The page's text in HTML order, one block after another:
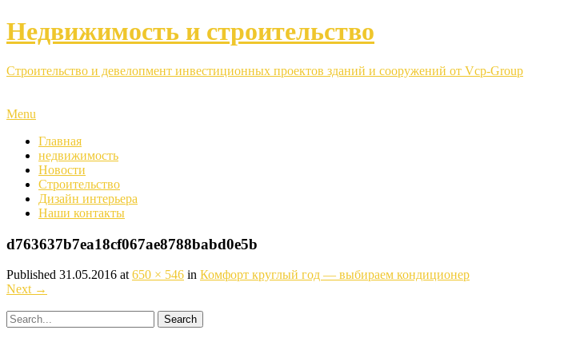
Недвижимость и строительство
Строительство и девелопмент инвестиционных проектов зданий и сооружений от Vcp-Group
Menu
Главная
недвижимость
Новости
Строительство
Дизайн интерьера
Наши контакты
d763637b7ea18cf067ae8788babd0e5b
Published 31.05.2016 at 650 × 546 in Комфорт круглый год — выбираем кондиционер
Next →